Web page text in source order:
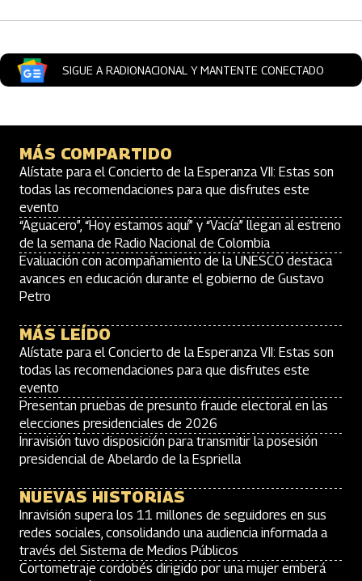
SIGUE A RADIONACIONAL Y MANTENTE CONECTADO
MÁS COMPARTIDO
Alístate para el Concierto de la Esperanza VII: Estas son
todas las recomendaciones para que disfrutes este
evento
“Aguacero”, “Hoy estamos aquí” y “Vacía” llegan al estreno
de la semana de Radio Nacional de Colombia
Evaluación con acompañamiento de la UNESCO destaca
avances en educación durante el gobierno de Gustavo
Petro
MÁS LEÍDO
Alístate para el Concierto de la Esperanza VII: Estas son
todas las recomendaciones para que disfrutes este
evento
Presentan pruebas de presunto fraude electoral en las
elecciones presidenciales de 2026
Inravisión tuvo disposición para transmitir la posesión
presidencial de Abelardo de la Espriella
NUEVAS HISTORIAS
Inravisión supera los 11 millones de seguidores en sus
redes sociales, consolidando una audiencia informada a
través del Sistema de Medios Públicos
Cortometraje cordobés dirigido por una mujer emberá